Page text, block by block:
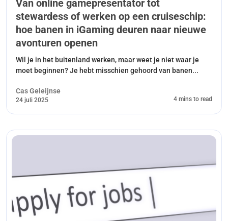
Van online gamepresentator tot
stewardess of werken op een cruiseschip:
hoe banen in iGaming deuren naar nieuwe
avonturen openen
Wil je in het buitenland werken, maar weet je niet waar je
moet beginnen? Je hebt misschien gehoord van banen...
Cas Geleijnse
24 juli 2025 4 mins to read